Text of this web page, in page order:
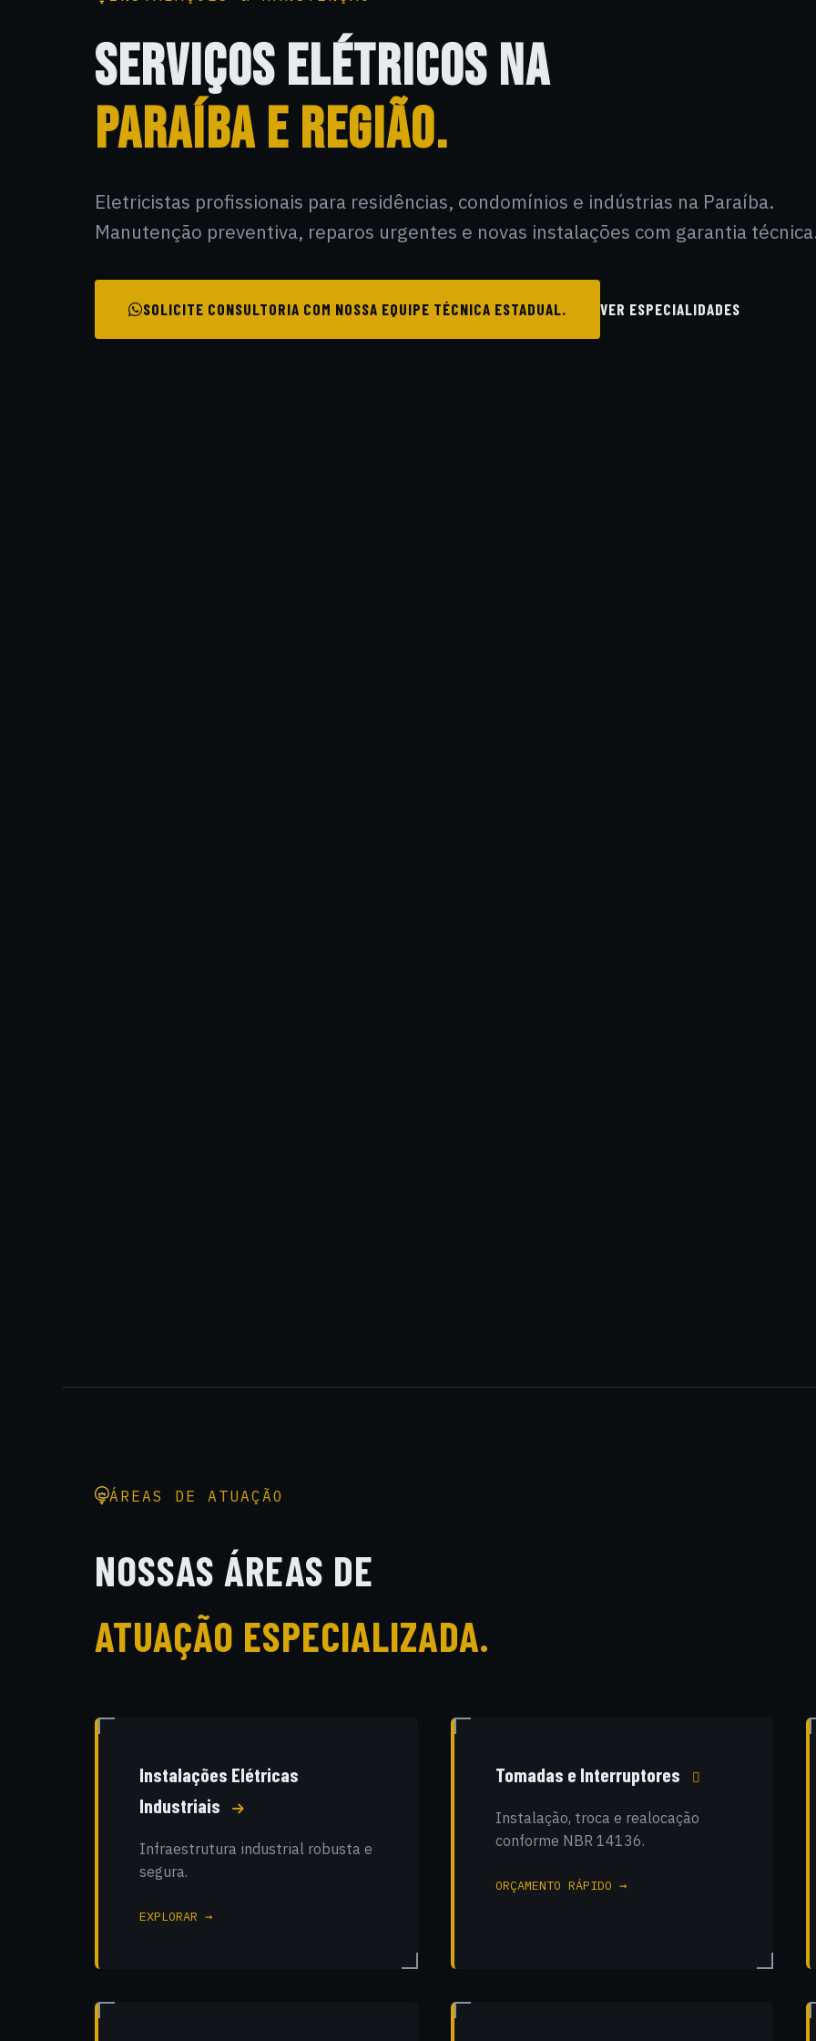
SERVIÇOS ELÉTRICOS NA
PARAÍBA E REGIÃO.
Eletricistas profissionais para residências, condomínios e indústrias na Paraíba.
Manutenção preventiva, reparos urgentes e novas instalações com garantia
SOLICITE CONSULTORIA COM NOSSA EQUIPE TÉCNICA ESTADUAL. VER ESPECIALIDADES
ÁREAS DE ATUAÇÃO
NOSSAS ÁREAS DE
ATUAÇÃO ESPECIALIZADA.
Instalações Elétricas
Industriais
Infraestrutura industrial robusta e
segura.
EXPLORAR →
Tomadas e Interruptores
Instalação, troca e realocação
conforme NBR 14136.
ORÇAMENTO RÁPIDO →